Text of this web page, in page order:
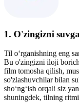
1. O'zingizni
Til o‘rganishning eng
Bu o'zingizni iloji
film tomosha qilish,
so'zlashuvchilar bilan
sho‘ng‘ish orqali siz
shuningdek, tilning